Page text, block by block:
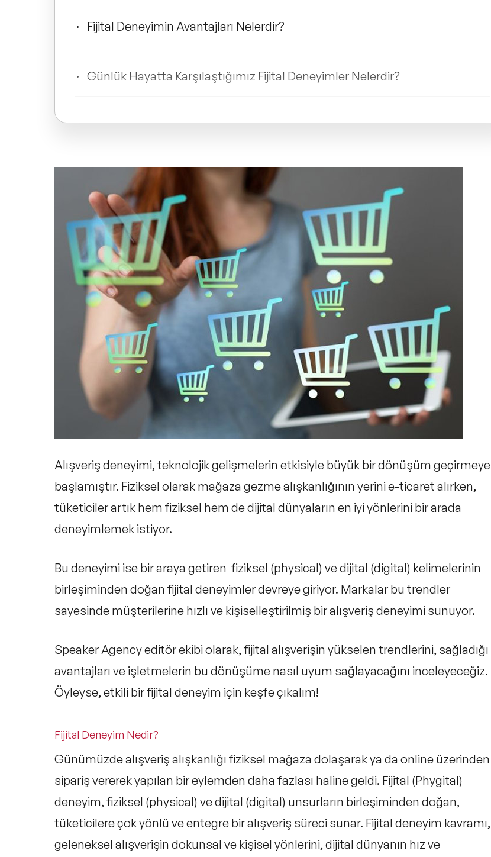
Fijital Deneyimin Avantajları Nelerdir?
Günlük Hayatta Karşılaştığımız Fijital Deneyimler Nelerdir?
İşletmeler Fijital Dönüşüme Nasıl Uyum Sağlayabilir?
Alışveriş deneyimi, teknolojik gelişmelerin etkisiyle büyük bir dönüşüm geçirmeye
başlamıştır. Fiziksel olarak mağaza gezme alışkanlığının yerini e-ticaret alırken,
tüketiciler artık hem fiziksel hem de dijital dünyaların en iyi yönlerini bir arada
deneyimlemek istiyor.
Bu deneyimi ise bir araya getiren fiziksel (physical) vedijital (digital) kelimelerinin
birleşiminden doğan fijital deneyimlerdevreye giriyor. Markalar bu trendler
sayesinde müşterilerine hızlı ve kişiselleştirilmiş bir alışveriş deneyimi sunuyor.
Speaker Agency editör ekibi olarak, fijital alışverişin yükselen trendlerini, sağladığı
avantajları ve işletmelerin bu dönüşüme nasıl uyum sağlayacağını inceleyeceğiz.
Öyleyse, etkili bir fijital deneyim için keşfe çıkalım!
Fijital Deneyim Nedir?
Günümüzde alışveriş alışkanlığı fiziksel mağaza dolaşarak ya da online üzerinden
sipariş vererek yapılan bir eylemden daha fazlası haline geldi. Fijital (Phygital)
deneyim, fiziksel (physical) ve dijital (digital) unsurların birleşiminden doğan,
tüketicilere çok yönlü ve entegre bir alışveriş süreci sunar. Fijital deneyim kavramı,
geleneksel alışverişin dokunsal ve kişisel yönlerini, dijital dünyanın hız ve